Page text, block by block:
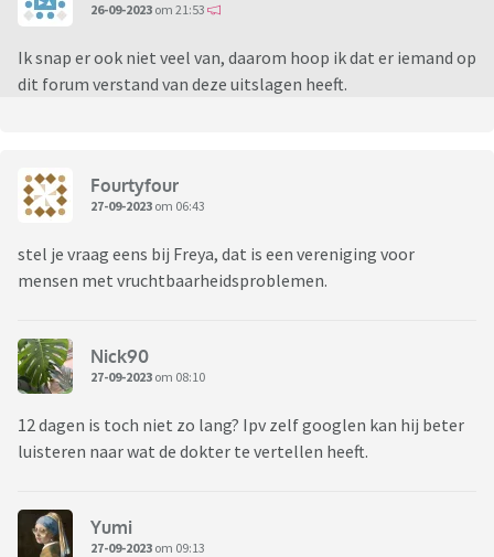
26-09-2023 om 21:53
Ik snap er ook niet veel van, daarom hoop ik dat er iemand op
dit forum verstand van deze uitslagen heeft.
Fourtyfour
27-09-2023 om 06:43
stel je vraag eens bij Freya, dat is een vereniging voor
mensen met vruchtbaarheidsproblemen.
Nick90
27-09-2023 om 08:10
12 dagen is toch niet zo lang? Ipv zelf googlen kan hij beter
luisteren naar wat de dokter te vertellen heeft.
Yumi
27-09-2023 om 09:13